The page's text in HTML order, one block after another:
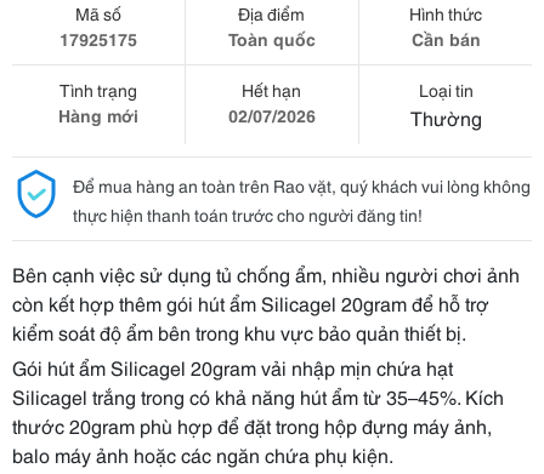
Mã số
17925175
Địa điểm
Toàn quốc
Hình thức
Cần bán
Tình trạng
Hàng mới
Hết hạn
02/07/2026
Loại tin
Thường
Để mua hàng an toàn trên Rao vặt, quý khách vui lòng không
thực hiện thanh toán trước cho người đăng tin!
Bên cạnh việc sử dụng tủ chống ẩm, nhiều người chơi ảnh
còn kết hợp thêm gói hút ẩm Silicagel 20gram để hỗ trợ
kiểm soát độ ẩm bên trong khu vực bảo quản thiết bị.
Gói hút ẩm Silicagel 20gram vải nhập mịn chứa hạt
Silicagel trắng trong có khả năng hút ẩm từ 35–45%. Kích
thước 20gram phù hợp để đặt trong hộp đựng máy ảnh,
balo máy ảnh hoặc các ngăn chứa phụ kiện.